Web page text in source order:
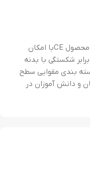
موفق به کسب استاندارد سلامت و ایمنی محصول CEبا امکان
شکستگی با بدنه
بندی مقوایی سطح
و دانش آموزان در